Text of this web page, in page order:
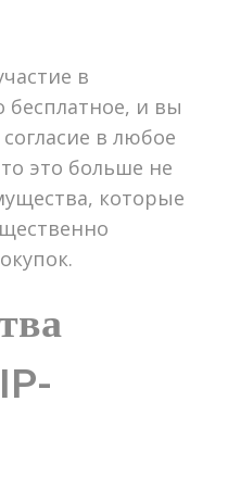
в
и вы
в любое
это больше не
которые